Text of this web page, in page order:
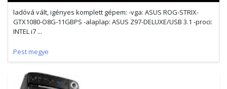
ladóvá vált, igényes komplett gépem: -vga: ASUS ROG-STRIX-
GTX1080-O8G-11GBPS -alaplap: ASUS Z97-DELUXE/USB 3.1 -proci:
INTEL i7 ...
Pest megye